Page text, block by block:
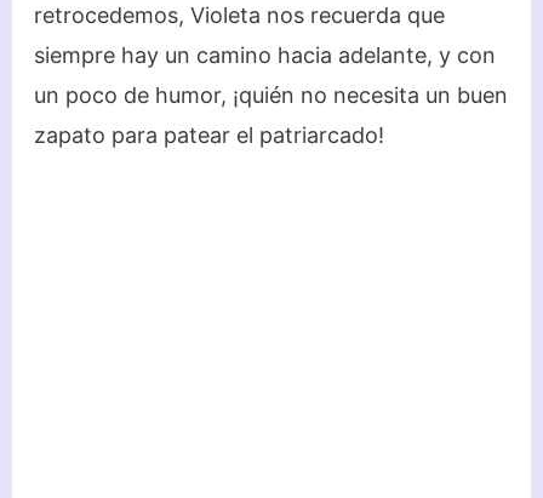
retrocedemos, Violeta nos recuerda que
siempre hay un camino hacia adelante, y con
un poco de humor, ¡quién no necesita un buen
zapato para patear el patriarcado!